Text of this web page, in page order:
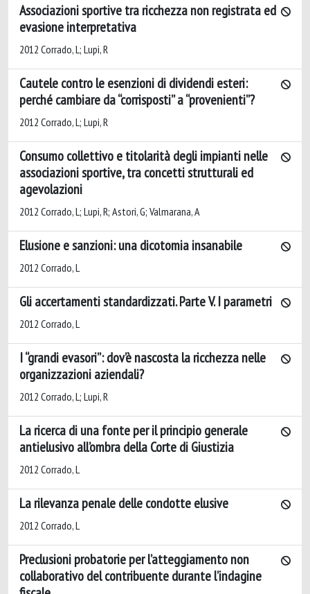
Associazioni sportive tra ricchezza non registrata ed
evasione interpretativa
2012 Corrado, L; Lupi, R
Cautele contro le esenzioni di dividendi esteri:
perché cambiare da “corrisposti” a “provenienti”?
2012 Corrado, L; Lupi, R
Consumo collettivo e titolarità degli impianti nelle
associazioni sportive, tra concetti strutturali ed
agevolazioni
2012 Corrado, L; Lupi, R; Astori, G; Valmarana, A
Elusione e sanzioni: una dicotomia insanabile
2012 Corrado, L
Gli accertamenti standardizzati. Parte V. I parametri
2012 Corrado, L
I “grandi evasori”: dov’è nascosta la ricchezza nelle
organizzazioni aziendali?
2012 Corrado, L; Lupi, R
La ricerca di una fonte per il principio generale
antielusivo all’ombra della Corte di Giustizia
2012 Corrado, L
La rilevanza penale delle condotte elusive
2012 Corrado, L
Preclusioni probatorie per l’atteggiamento non
collaborativo del contribuente durante l’indagine